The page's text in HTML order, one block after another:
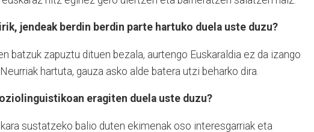
jendeak berdin berdin parte hartuko duela uste duzu?
batzuk zapuztu dituen bezala, aurtengo Euskaraldia ez da izango
hartuta, gauza asko alde batera utzi beharko dira.
eragiten duela uste duzu?
sustatzeko balio duten ekimenak oso interesgarriak eta